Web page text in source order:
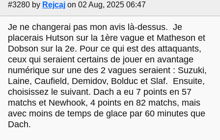
#3280 by Rejcaj on 02 Aug, 2025 06:47
Je ne changerai pas mon avis là-dessus. Je
placerais Hutson sur la 1ère vague et Matheson et
Dobson sur la 2e. Pour ce qui est des attaquants,
ceux qui seraient certains de jouer en avantage
numérique sur une des 2 vagues seraient : Suzuki,
Laine, Caufield, Demidov, Bolduc et Slaf. Ensuite,
choisissez le suivant. Dach a eu 7 points en 57
matchs et Newhook, 4 points en 82 matchs, mais
avec moins de temps de glace par 60 minutes que
Dach.